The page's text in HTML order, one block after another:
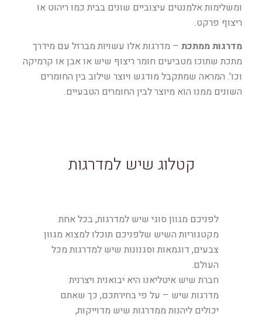
ומשלימות אלמנטים עיצוביים שונים בבית כמו ריהוט או
ריצוף פרקט.
מדרגות ממתכת – מדרגות אלו עשויות מברזל עם מידרך
מתכת שתוכו מטביעים חומר ריצוף שיש או אבן או קרמיקה
וכו'. המראה שמתקבל מודגש ויוצר שילוב בין החומרים
השונים ממנו הוא מיוצר לבין החומרים הטבעיים.
קטלוג שיש למדרגות
לפניכם מגוון סוגי שיש למדרגות, בכל אחת
מקטגוריות השיש שלפניכם תוכלו למצוא מגוון
צבעים, דוגמאות וסגנונות שיש למדרגות מכל
העולם.
חברת שיש איטליאנו היא יבואנית ויצרנית
מדרגות שיש – על פי בחירתכם, כך שאתם
יכולים ליהנות ממדרגות שיש מדוייקות,